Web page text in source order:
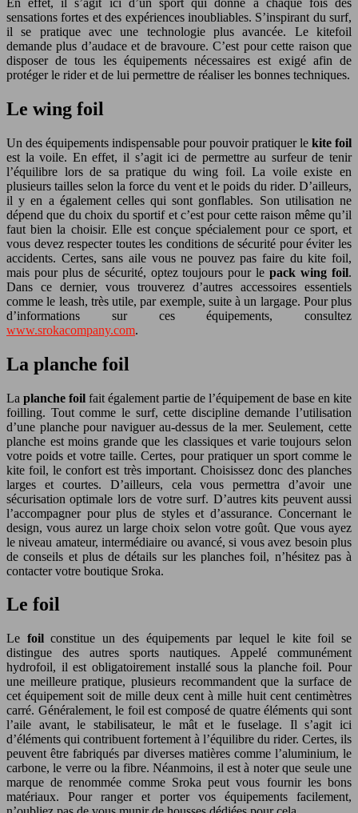
sensations fortes et des expériences inoubliables. S’inspirant du surf,
il se pratique avec une technologie plus avancée. Le kitefoil
demande plus d’audace et de bravoure. C’est pour cette raison que
disposer de tous les équipements nécessaires est exigé afin de
protéger le rider et de lui permettre de réaliser les bonnes techniques.
Le wing foil
Un des équipements indispensable pour pouvoir pratiquer le kite foil
est la voile. En effet, il s’agit ici de permettre au surfeur de tenir
l’équilibre lors de sa pratique du wing foil. La voile existe en
plusieurs tailles selon la force du vent et le poids du rider. D’ailleurs,
il y en a également celles qui sont gonflables. Son utilisation ne
dépend que du choix du sportif et c’est pour cette raison même qu’il
faut bien la choisir. Elle est conçue spécialement pour ce sport, et
vous devez respecter toutes les conditions de sécurité pour éviter les
accidents. Certes, sans aile vous ne pouvez pas faire du kite foil,
mais pour plus de sécurité, optez toujours pour lepack wing foil.
Dans ce dernier, vous trouverez d’autres accessoires essentiels
comme le leash, très utile, par exemple, suite à un largage. Pour plus
d’informations sur ces équipements, consultez
www.srokacompany.com.
La planche foil
La planche foil fait également partie de l’équipement de base en kite
foilling. Tout comme le surf, cette discipline demande l’utilisation
d’une planche pour naviguer au-dessus de la mer. Seulement, cette
planche est moins grande que les classiques et varie toujours selon
votre poids et votre taille. Certes, pour pratiquer un sport comme le
kite foil, le confort est très important. Choisissez donc des planches
larges et courtes. D’ailleurs, cela vous permettra d’avoir une
sécurisation optimale lors de votre surf. D’autres kits peuvent aussi
l’accompagner pour plus de styles et d’assurance. Concernant le
design, vous aurez un large choix selon votre goût. Que vous ayez
le niveau amateur, intermédiaire ou avancé, si vous avez besoin plus
de conseils et plus de détails sur les planches foil, n’hésitez pas à
contacter votre boutique Sroka.
Le foil
Le foilconstitue un des équipements par lequel le kite foil se
distingue des autres sports nautiques. Appelé communément
hydrofoil, il est obligatoirement installé sous la planche foil. Pour
une meilleure pratique, plusieurs recommandent que la surface de
cet équipement soit de mille deux cent à mille huit cent centimètres
carré. Généralement, le foil est composé de quatre éléments qui sont
l’aile avant, le stabilisateur, le mât et le fuselage. Il s’agit ici
d’éléments qui contribuent fortement à l’équilibre du rider. Certes, ils
peuvent être fabriqués par diverses matières comme l’aluminium, le
carbone, le verre ou la fibre. Néanmoins, il est à noter que seule une
marque de renommée comme Sroka peut vous fournir les bons
matériaux. Pour ranger et porter vos équipements facilement,